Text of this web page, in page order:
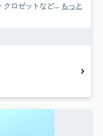
クロゼットなど... もっと